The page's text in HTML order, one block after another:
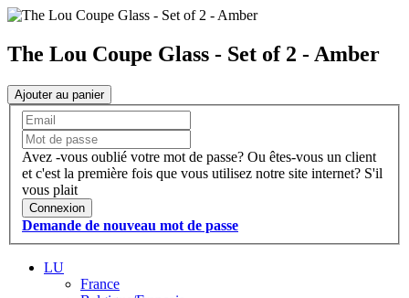
The Lou Coupe Glass - Set of 2 - Amber
Ajouter au panier
Avez -vous oublié votre mot de passe? Ou êtes-vous un client
et c'est la première fois que vous utilisez notre site internet? S'il
vous plait
Connexion
Demande de nouveau mot de passe
LU
France